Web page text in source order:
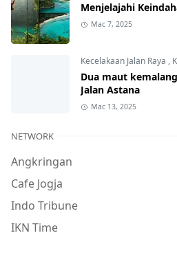
Menjelajahi
Mac 7, 2025
Kecelakaan Jalan Raya ,
Dua maut
Jalan Astana
Mac 13, 2025
NETWORK
Angkringan
Cafe Jogja
Indo Tribune
IKN Time